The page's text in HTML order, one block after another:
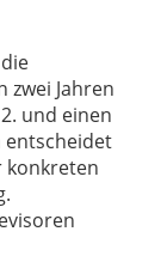
zwei Jahren
und einen
entscheidet
konkreten